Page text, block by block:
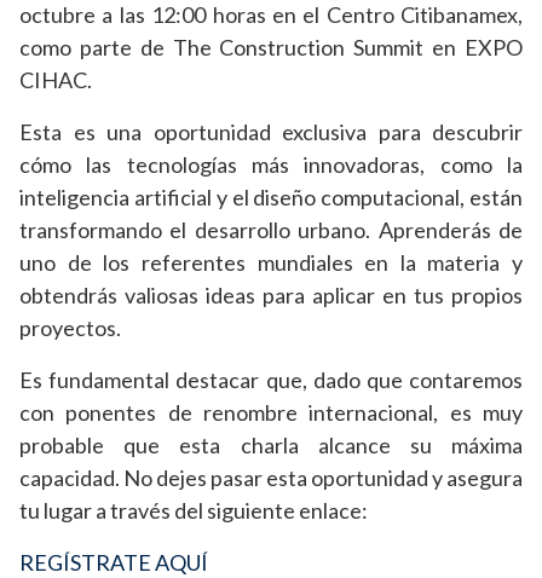
octubre a las 12:00 horas en el Centro Citibanamex,
como parte de The Construction Summit en EXPO
CIHAC.
Esta es una oportunidad exclusiva para descubrir
cómo las tecnologías más innovadoras, como la
inteligencia artificial y el diseño computacional, están
transformando el desarrollo urbano. Aprenderás de
uno de los referentes mundiales en la materia y
obtendrás valiosas ideas para aplicar en tus propios
proyectos.
Es fundamental destacar que, dado que contaremos
con ponentes de renombre internacional, es muy
probable que esta charla alcance su máxima
capacidad. No dejes pasar esta oportunidad y asegura
tu lugar a través del siguiente enlace:
REGÍSTRATE AQUÍ